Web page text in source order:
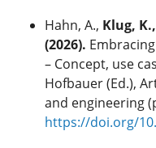
Hahn, A., Klug, K.,
(2026).
– Concept, use
Hofbauer (Ed.),
and engineering
https://doi.org/